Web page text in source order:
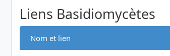
Liens Basidiomycètes
Nom et lien